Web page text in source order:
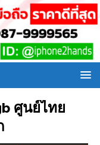
ศูนย์ไทย